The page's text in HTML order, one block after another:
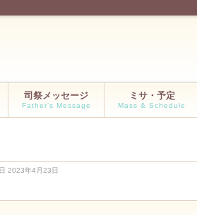
司祭メッセージ
Father’s Message
ミサ・予定
Mass & Schedule
2023年4月23日